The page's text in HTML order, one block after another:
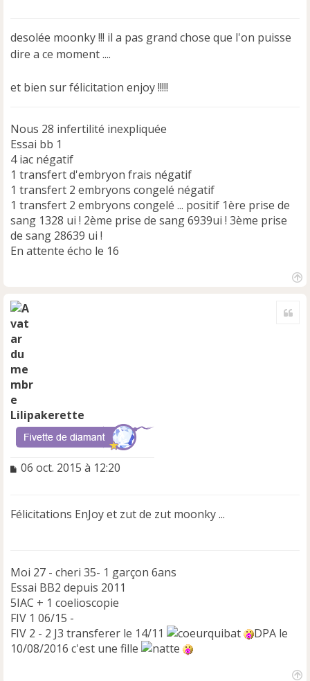
a
g
n
o
l
u
desolée moonky !!! il a pas grand chose que l'on puisse
dire a ce moment ....
et bien sur félicitation enjoy !!!!!
Nous 28 infertilité inexpliquée
Essai bb 1
4 iac négatif
1 transfert d'embryon frais négatif
1 transfert 2 embryons congelé négatif
1 transfert 2 embryons congelé ... positif 1ère prise de
sang 1328 ui ! 2ème prise de sang 6939ui ! 3ème prise
de sang 28639 ui !
En attente écho le 16
Lilipakerette
M
s
a
o
n
l
u
06 oct. 2015 à 12:20
Félicitations EnJoy et zut de zut moonky ...
Moi 27 - cheri 35- 1 garçon 6ans
Essai BB2 depuis 2011
5IAC + 1 coelioscopie
FIV 1 06/15 -
FIV 2 - 2 J3 transferer le 14/11
DPA le
10/08/2016 c'est une fille